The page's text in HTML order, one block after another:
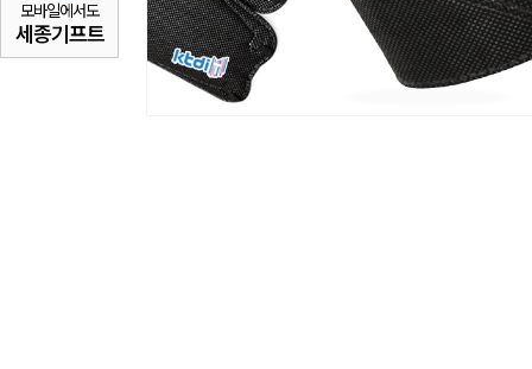
모바일에서도
세종기프트